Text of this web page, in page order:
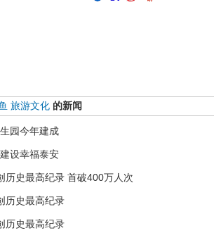
旅游文化 的新闻
园今年建成
设幸福泰安
历史最高纪录 首破400万人次
历史最高纪录
历史最高纪录